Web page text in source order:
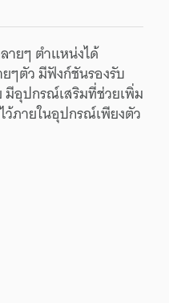
ายๆ ตำแหน่งได้
ๆตัว มีฟังก์ชันรองรับ
อุปกรณ์เสริมที่ช่วยเพิ่ม
ว้ภายในอุปกรณ์เพียงตัว